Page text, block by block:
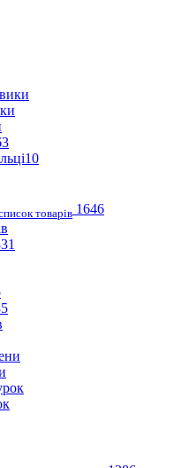
10
товарів 1646